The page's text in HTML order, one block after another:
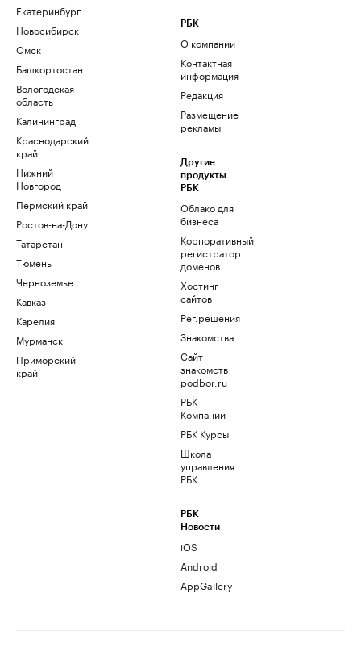
Екатеринбург
Новосибирск
Омск
Башкортостан
Вологодская
область
Калининград
Краснодарский
край
Нижний
Новгород
Пермский край
Ростов-на-Дону
Татарстан
Тюмень
Черноземье
Кавказ
Карелия
Мурманск
Приморский
край
РБК
О компании
Контактная
информация
Редакция
Размещение
рекламы
Другие
продукты
РБК
Облако для
бизнеса
Корпоративный
регистратор
доменов
Хостинг
сайтов
Рег.решения
Знакомства
Сайт
знакомств
podbor.ru
РБК
Компании
РБК Курсы
Школа
управления
РБК
РБК
Новости
iOS
Android
AppGallery